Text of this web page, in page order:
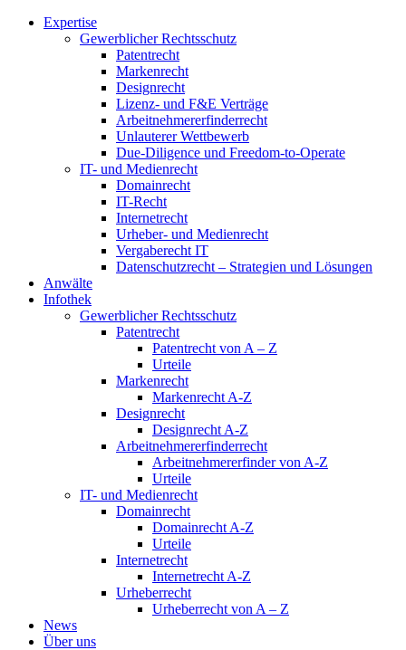
Expertise
Gewerblicher Rechtsschutz
Patentrecht
Markenrecht
Designrecht
Lizenz- und F&E Verträge
Arbeitnehmererfinderrecht
Unlauterer Wettbewerb
Due-Diligence und Freedom-to-Operate
IT- und Medienrecht
Domainrecht
IT-Recht
Internetrecht
Urheber- und Medienrecht
Vergaberecht IT
Datenschutzrecht – Strategien und Lösungen
Anwälte
Infothek
Gewerblicher Rechtsschutz
Patentrecht
Patentrecht von A – Z
Urteile
Markenrecht
Markenrecht A-Z
Designrecht
Designrecht A-Z
Arbeitnehmererfinderrecht
Arbeitnehmererfinder von A-Z
Urteile
IT- und Medienrecht
Domainrecht
Domainrecht A-Z
Urteile
Internetrecht
Internetrecht A-Z
Urheberrecht
Urheberrecht von A – Z
News
Über uns